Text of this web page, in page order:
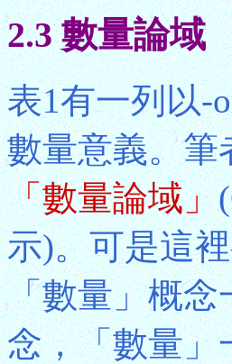
2.3 數量論域
表1有一列以-
數量意義。筆
「數量論域」
示)。可是這
「數量」概念
念，「數量」